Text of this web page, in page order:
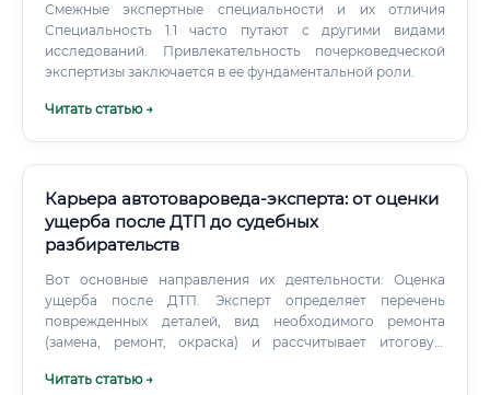
Смежные экспертные специальности и их отличия
Специальность 1.1 часто путают с другими видами
исследований. Привлекательность почерковедческой
экспертизы заключается в ее фундаментальной роли.
Читать статью →
Карьера автотовароведа-эксперта: от оценки
ущерба после ДТП до судебных
разбирательств
Вот основные направления их деятельности: Оценка
ущерба после ДТП. Эксперт определяет перечень
поврежденных деталей, вид необходимого ремонта
(замена, ремонт, окраска) и рассчитывает итоговую
запчасти и нормативов на работы.
Читать статью →